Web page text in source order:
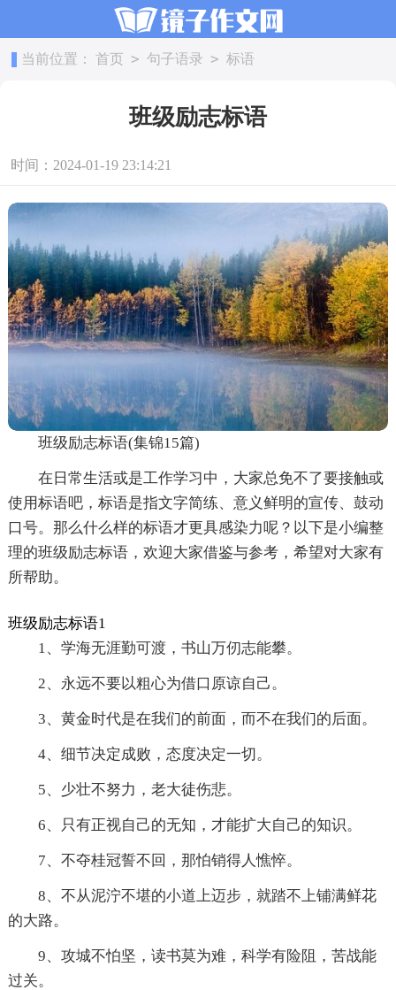
当前位置： 首页 > 句子语录 > 标语
班级励志标语
时间：2024-01-19 23:14:21
班级励志标语(集锦15篇)
在日常生活或是工作学习中，大家总免不了要接触或
使用标语吧，标语是指文字简练、意义鲜明的宣传、鼓动
口号。那么什么样的标语才更具感染力呢？以下是小编整
理的班级励志标语，欢迎大家借鉴与参考，希望对大家有
所帮助。
班级励志标语1
1、学海无涯勤可渡，书山万仞志能攀。
2、永远不要以粗心为借口原谅自己。
3、黄金时代是在我们的前面，而不在我们的后面。
4、细节决定成败，态度决定一切。
5、少壮不努力，老大徒伤悲。
6、只有正视自己的无知，才能扩大自己的知识。
7、不夺桂冠誓不回，那怕销得人憔悴。
8、不从泥泞不堪的小道上迈步，就踏不上铺满鲜花
的大路。
9、攻城不怕坚，读书莫为难，科学有险阻，苦战能
过关。